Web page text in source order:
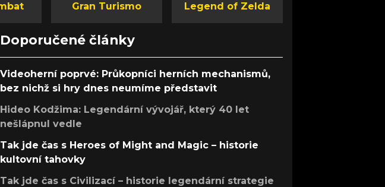
Gran Turismo Legend of Zelda
Doporučené články
Videoherní poprvé: Průkopníci herních mechanismů,
bez nichž si hry dnes neumíme představit
Hideo Kodžima: Legendární vývojář, který 40 let
nešlápnul vedle
Tak jde čas s Heroes of Might and Magic – historie
kultovní tahovky
Tak jde čas s Civilizací – historie legendární strategie